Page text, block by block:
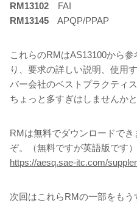
RM13102 FAI
RM13145 APQP/PPAP
これらのRMはAS13100から
り、要求の詳しい説明、使用
バー会社のベストプラクティ
ちょっと多すぎはしませんか
RMは無料でダウンロードで
ぞ。（無料ですが英語版です）
https://aesq.sae-itc.com/
次回はこれらRMの一部をもう